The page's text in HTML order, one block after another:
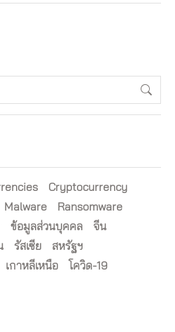
Cryptocurrency
Malware
Ransomware
ข้อมูลส่วนบุคคล
จีน
รัสเซีย
สหรัฐฯ
เกาหลีเหนือ โควิด-19